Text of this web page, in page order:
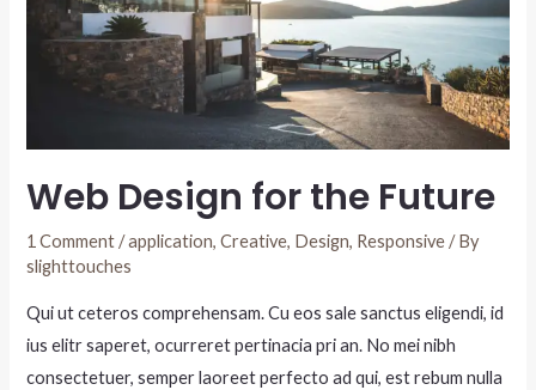
Web Design for the Future
1 Comment /application,Creative, Design, Responsive/ By
slighttouches
Qui ut ceteros comprehensam. Cu eos sale sanctus eligendi, id
ius elitr saperet, ocurreret pertinacia pri an. No mei nibh
consectetuer, semper laoreet perfecto ad qui, est rebum nulla